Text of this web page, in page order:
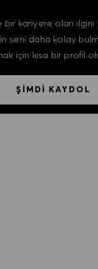
bir kariyere olan
seni daha kolay
için kısa bir profil
ŞİMDİ KAYDOL